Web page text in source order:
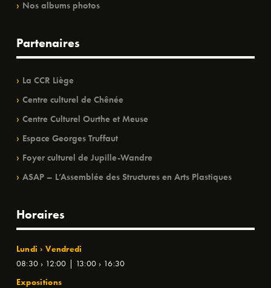
Nos albums photos
Partenaires
La CCR Liège
Centre culturel de Chênée
Centre Culturel Ourthe et Meuse
Espace Georges Truffaut
Foyer culturel de Jupille-Wandre
ASAP – L’Assemblée des Structures en Arts Plastiques
Horaires
Lundi › Vendredi
08:30 › 12:00 | 13:00 › 16:30
Expositions